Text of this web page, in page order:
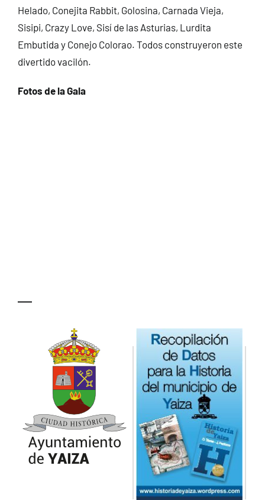
Helado, Conejita Rabbit, Golosina, Carnada Vieja,
Sisipi, Crazy Love, Sisí de las Asturias, Lurdita
Embutida y Conejo Colorao. Todos construyeron este
divertido vacilón.
Fotos de la Gala
—